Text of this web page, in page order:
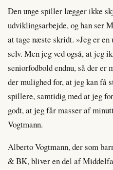
Den unge spiller lægger ikke
udviklingsarbejde, og han ser
at tage næste skridt. »Jeg er
selv. Men jeg ved også, at jeg
seniorfodbold endnu, så der
der mulighed for, at jeg kan få
spillere, samtidig med at jeg
godt, at jeg får masser af
Vogtmann.
Alberto Vogtmann, der som
& BK, bliver en del af